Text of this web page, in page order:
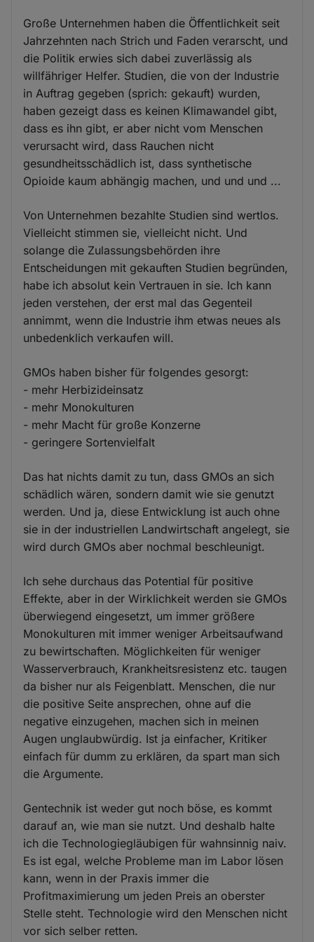
Große Unternehmen haben die Öffentlichkeit seit
Jahrzehnten nach Strich und Faden verarscht, und
die Politik erwies sich dabei zuverlässig als
willfähriger Helfer. Studien, die von der Industrie
in Auftrag gegeben (sprich: gekauft) wurden,
haben gezeigt dass es keinen Klimawandel gibt,
dass es ihn gibt, er aber nicht vom Menschen
verursacht wird, dass Rauchen nicht
gesundheitsschädlich ist, dass synthetische
Opioide kaum abhängig machen, und und und ...
Von Unternehmen bezahlte Studien sind wertlos.
Vielleicht stimmen sie, vielleicht nicht. Und
solange die Zulassungsbehörden ihre
Entscheidungen mit gekauften Studien begründen,
habe ich absolut kein Vertrauen in sie. Ich kann
jeden verstehen, der erst mal das Gegenteil
annimmt, wenn die Industrie ihm etwas neues als
unbedenklich verkaufen will.
GMOs haben bisher für folgendes gesorgt:
- mehr Herbizideinsatz
- mehr Monokulturen
- mehr Macht für große Konzerne
- geringere Sortenvielfalt
Das hat nichts damit zu tun, dass GMOs an sich
schädlich wären, sondern damit wie sie genutzt
werden. Und ja, diese Entwicklung ist auch ohne
sie in der industriellen Landwirtschaft angelegt, sie
wird durch GMOs aber nochmal beschleunigt.
Ich sehe durchaus das Potential für positive
Effekte, aber in der Wirklichkeit werden sie GMOs
überwiegend eingesetzt, um immer größere
Monokulturen mit immer weniger Arbeitsaufwand
zu bewirtschaften. Möglichkeiten für weniger
Wasserverbrauch, Krankheitsresistenz etc. taugen
da bisher nur als Feigenblatt. Menschen, die nur
die positive Seite ansprechen, ohne auf die
negative einzugehen, machen sich in meinen
Augen unglaubwürdig. Ist ja einfacher, Kritiker
einfach für dumm zu erklären, da spart man sich
die Argumente.
Gentechnik ist weder gut noch böse, es kommt
darauf an, wie man sie nutzt. Und deshalb halte
ich die Technologiegläubigen für wahnsinnig naiv.
Es ist egal, welche Probleme man im Labor lösen
kann, wenn in der Praxis immer die
Profitmaximierung um jeden Preis an oberster
Stelle steht. Technologie wird den Menschen nicht
vor sich selber retten.